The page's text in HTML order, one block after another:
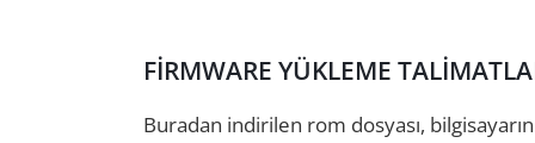
FİRMWARE YÜKLEME
Buradan indirilen rom dosyası,